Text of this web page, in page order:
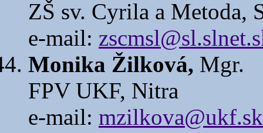
ZŠ sv. Cyrila a Metoda,
e-mail:
Monika Žilková, Mgr.
FPV UKF, Nitra
e-mail: mzilkova@ukf.sk